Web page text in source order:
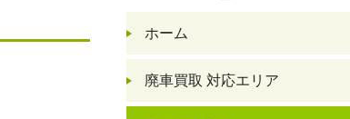
ホーム
廃車買取 対応エリア